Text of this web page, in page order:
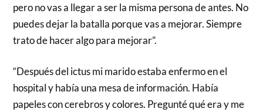
pero no vas a llegar a ser la misma persona de antes. No
puedes dejar la batalla porque vas a mejorar. Siempre
trato de hacer algo para mejorar”.
“Después del ictus mi marido estaba enfermo en el
hospital y había una mesa de información. Había
papeles con cerebros y colores. Pregunté qué era y me